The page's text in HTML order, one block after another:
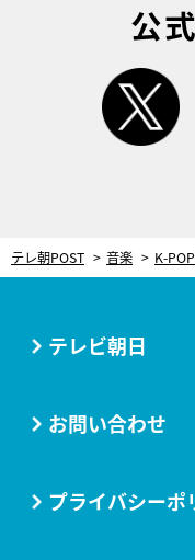
公
テレ朝POST 音楽
テレビ朝日
お問い合わせ
プライバシーポ